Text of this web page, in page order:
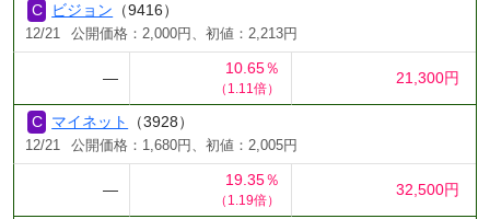
ビジョン （9416）
12/21 公開価格：2,000円、初値：2,213円
―
10.65％
（1.11倍）
21,300円
マイネット （3928）
12/21 公開価格：1,680円、初値：2,005円
―
19.35％
（1.19倍）
32,500円